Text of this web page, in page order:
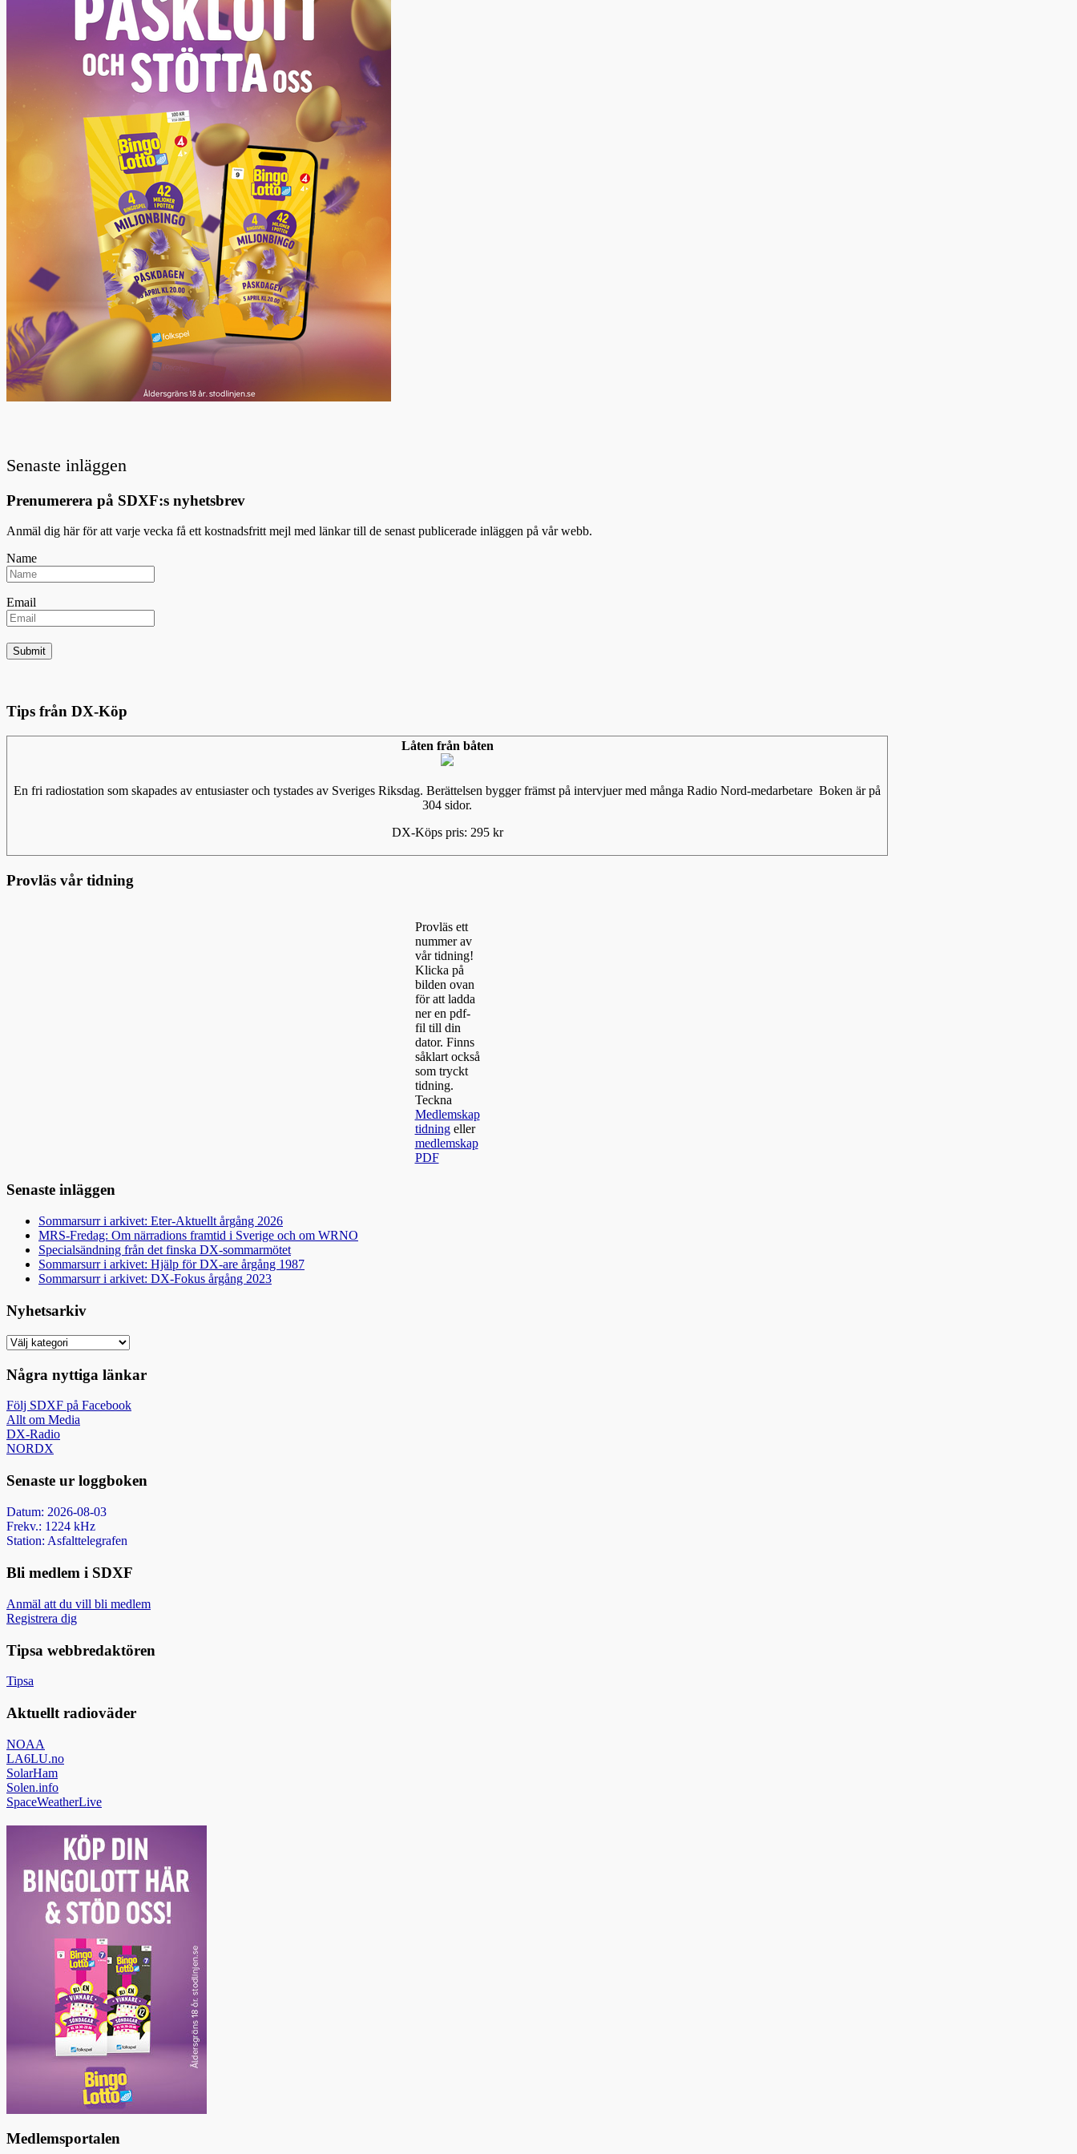
Senaste inläggen
Prenumerera på SDXF:s nyhetsbrev
Anmäl dig här för att varje vecka få ett kostnadsfritt mejl med länkar till de senast publicerade inläggen på vår webb.
Name
Email
Tips från DX-Köp
Låten från båten
En fri radiostation som skapades av entusiaster och tystades av Sveriges Riksdag. Berättelsen bygger främst på intervjuer med många Radio Nord-medarbetare Boken är på
304 sidor.
DX-Köps pris: 295 kr
Provläs vår tidning
Provläs ett
nummer av
vår tidning!
Klicka på
bilden ovan
för att ladda
ner en pdf-
fil till din
dator. Finns
såklart också
som tryckt
tidning.
Teckna
Medlemskap
tidningeller
medlemskap
PDF
Senaste inläggen
Sommarsurr i arkivet: Eter-Aktuellt årgång 2026
MRS-Fredag: Om närradions framtid i Sverige och om WRNO
Specialsändning från det finska DX-sommarmötet
Sommarsurr i arkivet: Hjälp för DX-are årgång 1987
Sommarsurr i arkivet: DX-Fokus årgång 2023
Nyhetsarkiv
Nyhetsarkiv
Några nyttiga länkar
Följ SDXF på Facebook
Allt om Media
DX-Radio
NORDX
Senaste ur loggboken
Datum: 2026-08-03
Frekv.: 1224 kHz
Station: Asfalttelegrafen
Bli medlem i SDXF
Anmäl att du vill bli medlem
Registrera dig
Tipsa webbredaktören
Tipsa
Aktuellt radioväder
NOAA
LA6LU.no
SolarHam
Solen.info
SpaceWeatherLive
Medlemsportalen